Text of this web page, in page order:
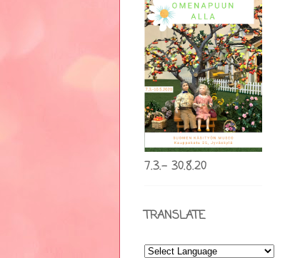
7.3.- 30.8.20
TRANSLATE